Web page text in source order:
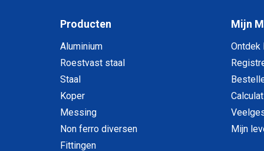
Producten
Aluminium
Roestvast staal
Staal
Koper
Messing
Non ferro diversen
Fittingen
Mijn
Ontdek
Mijn